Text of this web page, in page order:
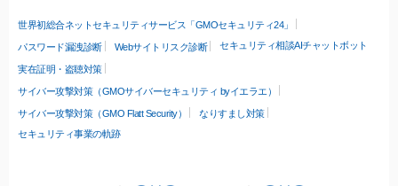
世界初総合ネットセキュリティサービス「GMOセキュリティ24」
パスワード漏洩診断 Webサイトリスク診断 セキュリティ相談AIチャットボット
実在証明・盗聴対策
サイバー攻撃対策（GMOサイバーセキュリティ byイエラエ）
サイバー攻撃対策（GMO Flatt Security）
なりすまし対策
セキュリティ事業の軌跡